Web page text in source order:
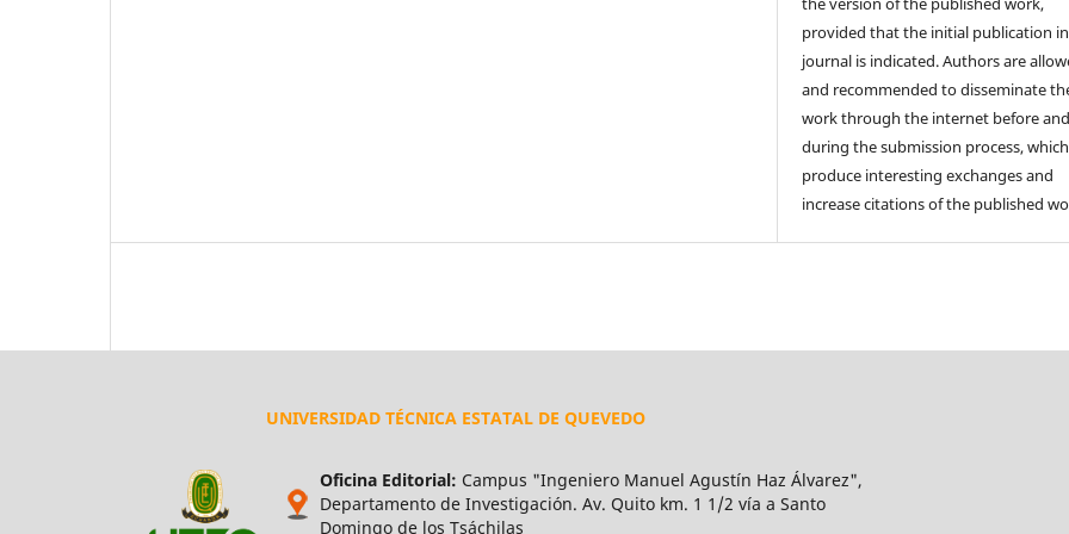
provided that the initial publication
journal is indicated. Authors are
and recommended to disseminate
work through the internet before and
during the submission process,
produce interesting exchanges and
increase citations of the published
UNIVERSIDAD TÉCNICA ESTATAL DE QUEVEDO
Oficina Editorial: Campus "Ingeniero Manuel Agustín Haz Álvarez",
Departamento de Investigación. Av. Quito km. 1 1/2 vía a Santo
Domingo de los Tsáchilas